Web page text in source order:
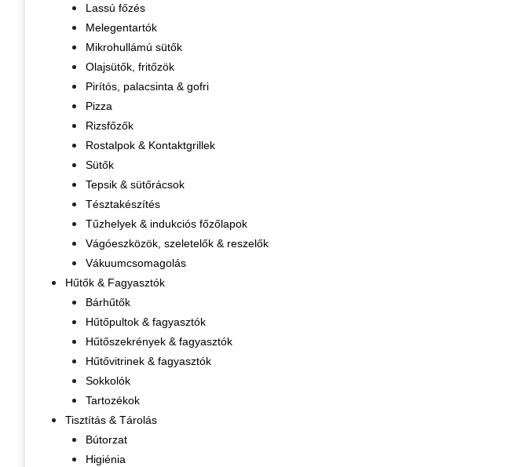
Lassú főzés
Melegentartók
Mikrohullámú sütők
Olajsütők, fritőzök
Pirítós, palacsinta & gofri
Pizza
Rizsfőzők
Rostalpok & Kontaktgrillek
Sütők
Tepsik & sütőrácsok
Tésztakészítés
Tűzhelyek & indukciós főzőlapok
Vágóeszközök, szeletelők & reszelők
Vákuumcsomagolás
Hűtők & Fagyasztók
Bárhűtők
Hűtőpultok & fagyasztók
Hűtőszekrények & fagyasztók
Hűtővitrinek & fagyasztók
Sokkolók
Tartozékok
Tisztítás & Tárolás
Bútorzat
Higiénia